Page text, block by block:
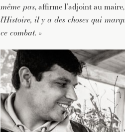
même pas, affirme l’adjoint au
l’Histoire, il y a des choses qui
ce combat. »